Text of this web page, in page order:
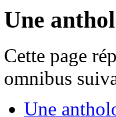
Une
Cette page
omnibus
Une